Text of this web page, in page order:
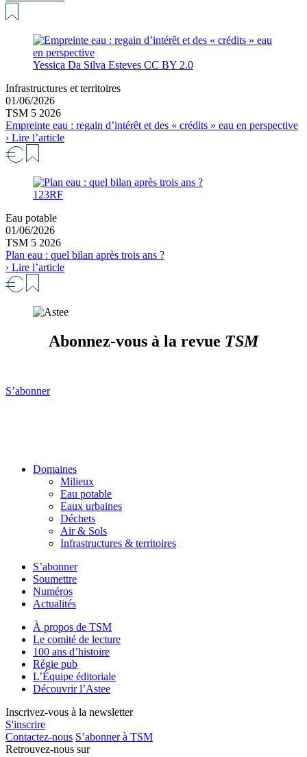
Yessica Da Silva Esteves CC BY 2.0
Infrastructures et territoires
01/06/2026
TSM 5 2026
Empreinte eau : regain d’intérêt et des « crédits » eau en perspective
› Lire l’article
123RF
Eau potable
01/06/2026
TSM 5 2026
Plan eau : quel bilan après trois ans ?
› Lire l’article
Abonnez-vous à la revue TSM
S’abonner
Domaines
Milieux
Eau potable
Eaux urbaines
Déchets
Air & Sols
Infrastructures & territoires
S’abonner
Soumettre
Numéros
Actualités
À propos de TSM
Le comité de lecture
100 ans d’histoire
Régie pub
L’Équipe éditoriale
Découvrir l’Astee
Inscrivez-vous à la newsletter
S'inscrire
Contactez-nous S’abonner à TSM
Retrouvez-nous sur